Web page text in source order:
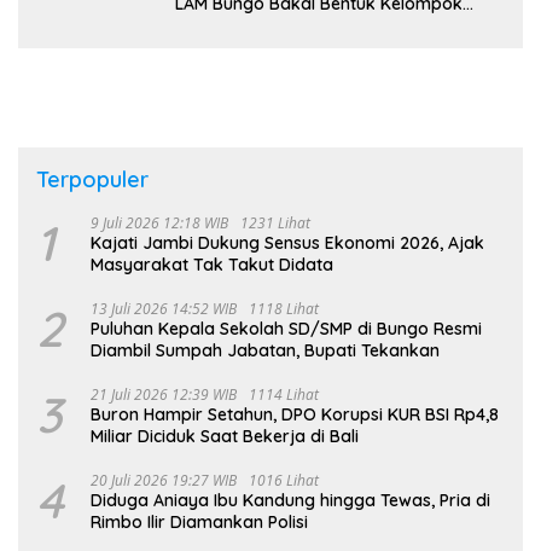
Terpopuler
1 9 Juli 2026 12:18 WIB 1231 Lihat
Kajati Jambi Dukung Sensus Ekonomi 2026, Ajak
Masyarakat Tak Takut Didata
2 13 Juli 2026 14:52 WIB 1118 Lihat
Puluhan Kepala Sekolah SD/SMP di Bungo Resmi
Diambil Sumpah Jabatan, Bupati Tekankan
3 21 Juli 2026 12:39 WIB 1114 Lihat
Buron Hampir Setahun, DPO Korupsi KUR BSI Rp4,8
Miliar Diciduk Saat Bekerja di Bali
4 20 Juli 2026 19:27 WIB 1016 Lihat
Diduga Aniaya Ibu Kandung hingga Tewas, Pria di
Rimbo Ilir Diamankan Polisi